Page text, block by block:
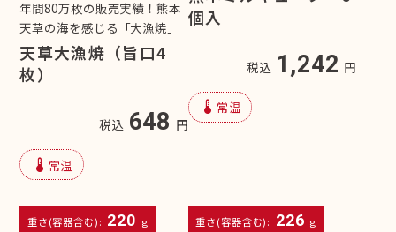
年間80万枚の販売実績！熊本
天草の海を感じる「大漁焼」
天草大漁焼（旨口4
枚）
税込 648 円
device_thermostat 常温
重さ(容器含む): 220 g
個入
税込 1,242 円
device_thermostat 常温
重さ(容器含む): 226 g